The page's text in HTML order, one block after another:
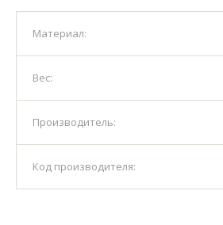
Материал:
Вес:
Производитель:
Код производителя: